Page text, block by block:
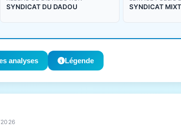
SYNDICAT DU DADOU SYNDICAT
analyses Légende